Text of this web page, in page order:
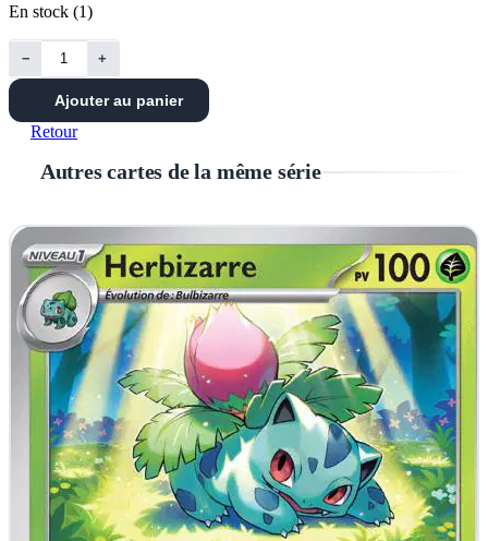
En stock (1)
− +
Ajouter au panier
Retour
Autres cartes de la même série